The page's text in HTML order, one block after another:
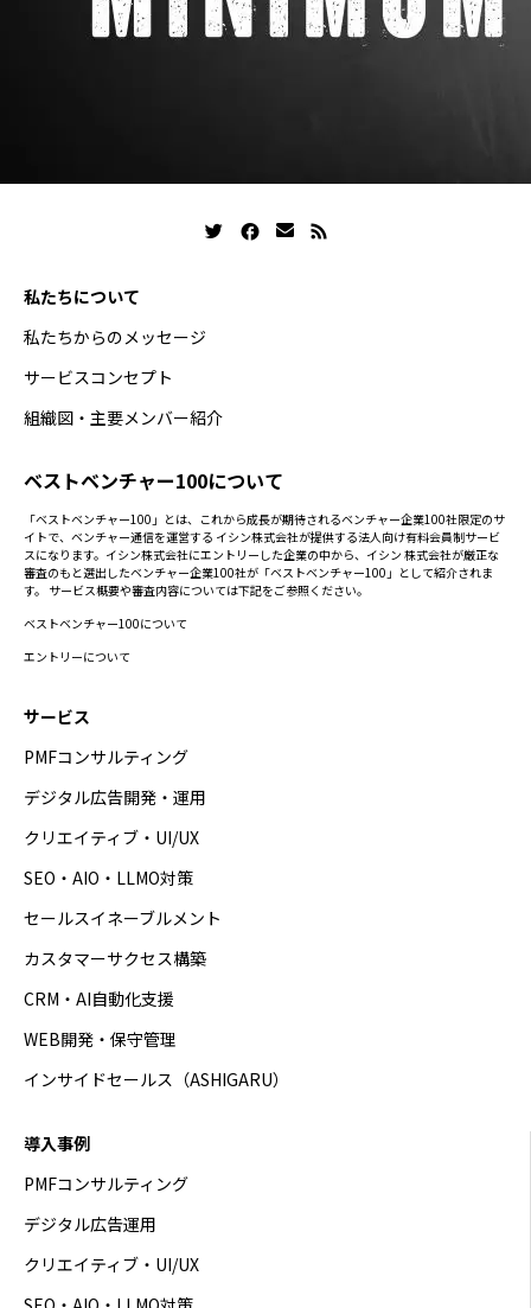
私たちについて
私たちからのメッセージ
サービスコンセプト
組織図・主要メンバー紹介
ベストベンチャー100について
「ベストベンチャー100」とは、これから成長が期待されるベンチャー企業100社限定のサ
イトで、ベンチャー通信を運営する イシン株式会社が提供する法人向け有料会員制サービ
スになります。イシン株式会社にエントリーした企業の中から、イシン 株式会社が厳正な
審査のもと選出したベンチャー企業100社が「ベストベンチャー100」として紹介されま
す。 サービス概要や審査内容については下記をご参照ください。
ベストベンチャー100について
エントリーについて
サービス
PMFコンサルティング
デジタル広告開発・運用
クリエイティブ・UI/UX
SEO・AIO・LLMO対策
セールスイネーブルメント
カスタマーサクセス構築
CRM・AI自動化支援
WEB開発・保守管理
インサイドセールス（ASHIGARU）
導入事例
PMFコンサルティング
デジタル広告運用
クリエイティブ・UI/UX